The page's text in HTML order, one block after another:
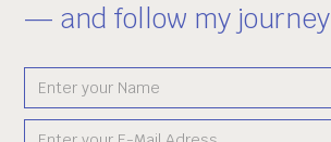
— and follow my journey